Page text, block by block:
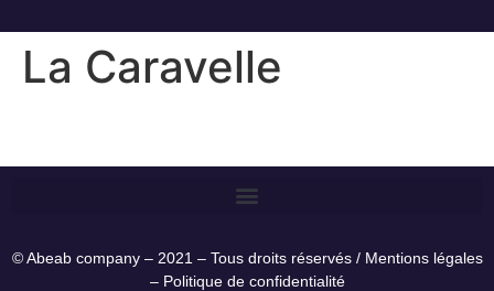
La Caravelle
© Abeab company – 2021 – Tous droits réservés / Mentions légales
– Politique de confidentialité